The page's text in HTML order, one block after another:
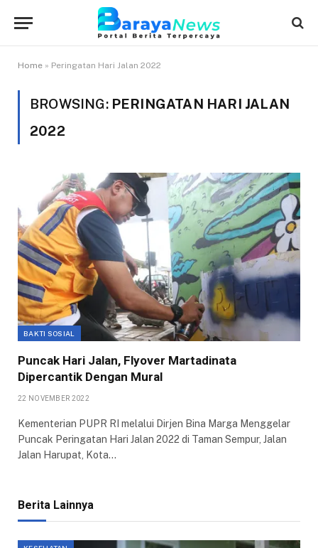
Home » Peringatan Hari Jalan 2022
BROWSING: PERINGATAN HARI JALAN
2022
BAKTI SOSIAL
Puncak Hari Jalan, Flyover Martadinata
Dipercantik Dengan Mural
22 NOVEMBER 2022
Kementerian PUPR RI melalui Dirjen Bina Marga Menggelar
Puncak Peringatan Hari Jalan 2022 di Taman Sempur, Jalan
Jalan Harupat, Kota…
Berita Lainnya